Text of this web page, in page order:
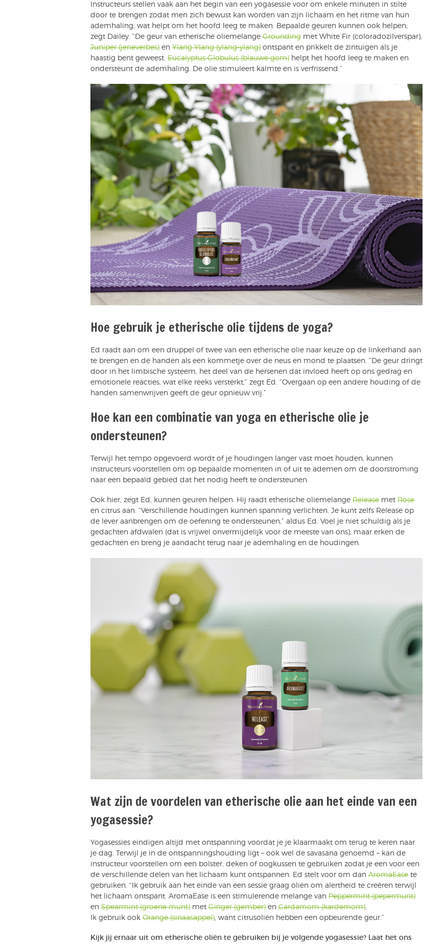
Instructeurs stellen vaak aan het begin van een yogasessie voor om enkele minuten in stilte
door te brengen zodat men zich bewust kan worden van zijn lichaam en het ritme van hun
ademhaling, wat helpt om het hoofd leeg te maken. Bepaalde geuren kunnen ook helpen,
zegt Dailey. “De geur van etherische oliemelange Grounding met White Fir (coloradozilverspar),
Juniper (jeneverbes) en Ylang Ylang (ylang-ylang) ontspant en prikkelt de zintuigen als je
haastig bent geweest. Eucalyptus Globulus (blauwe gom) helpt het hoofd leeg te maken en
ondersteunt de ademhaling. De olie stimuleert kalmte en is verfrissend.”
Hoe gebruik je etherische olie tijdens de yoga?
Ed raadt aan om een druppel of twee van een etherische olie naar keuze op de linkerhand aan
te brengen en de handen als een kommetje over de neus en mond te plaatsen. “De geur dringt
door in het limbische systeem, het deel van de hersenen dat invloed heeft op ons gedrag en
emotionele reacties, wat elke reeks versterkt,” zegt Ed. “Overgaan op een andere houding of de
handen samenwrijven geeft de geur opnieuw vrij.”
Hoe kan een combinatie van yoga en etherische olie je
ondersteunen?
Terwijl het tempo opgevoerd wordt of je houdingen langer vast moet houden, kunnen
instructeurs voorstellen om op bepaalde momenten in of uit te ademen om de doorstroming
naar een bepaald gebied dat het nodig heeft te ondersteunen.
Ook hier, zegt Ed, kunnen geuren helpen. Hij raadt etherische oliemelange Release met Rose
en citrus aan. “Verschillende houdingen kunnen spanning verlichten. Je kunt zelfs Release op
de lever aanbrengen om de oefening te ondersteunen,” aldus Ed. Voel je niet schuldig als je
gedachten afdwalen (dat is vrijwel onvermijdelijk voor de meeste van ons), maar erken de
gedachten en breng je aandacht terug naar je ademhaling en de houdingen.
Wat zijn de voordelen van etherische olie aan het einde van een
yogasessie?
Yogasessies eindigen altijd met ontspanning voordat je je klaarmaakt om terug te keren naar
je dag. Terwijl je in de ontspanningshouding ligt – ook wel de savasana genoemd – kan de
instructeur voorstellen om een bolster, deken of oogkussen te gebruiken zodat je een voor een
de verschillende delen van het lichaam kunt ontspannen. Ed stelt voor om dan AromaEase te
gebruiken. “Ik gebruik aan het einde van een sessie graag oliën om alertheid te creëren terwijl
het lichaam ontspant. AromaEase is een stimulerende melange van Peppermint (pepermunt)
en Spearmint (groene munt) met Ginger (gember) en Cardamom (kardemom)
Ik gebruik ook Orange (sinaasappel) , want citrusoliën hebben een opbeurende geur.”
Kijk jij ernaar uit om etherische oliën te gebruiken bij je volgende yogasessie? Laat het ons